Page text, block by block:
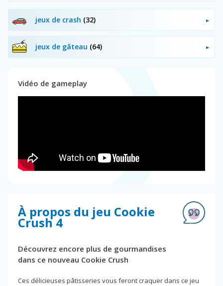
jeux de crash (32)
jeux de gâteau (64)
Vidéo de gameplay
À propos du jeu Cookie
Crush 4
Découvrez encore plus de gourmandises
dans ce nouveau Cookie Crush
Ces délicieuses pâtisseries vous feront craquer dans ce jeu